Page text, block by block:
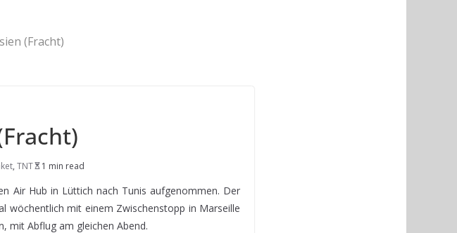
(Fracht)
, TNT 1 min read
Air Hub in Lüttich nach Tunis aufgenommen. Der
wöchentlich mit einem Zwischenstopp in Marseille
mit Abflug am gleichen Abend.